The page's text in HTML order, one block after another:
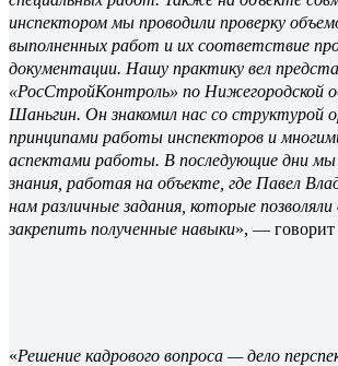
инспектором мы проводили проверку
выполненных работ и их соответствие
документации. Нашу практику вел
«РосСтройКонтроль» по Нижегородской
Шаньгин. Он знакомил нас со структурой
принципами работы инспекторов и
аспектами работы. В последующие дни мы
знания, работая на объекте, где Павел
нам различные задания, которые
закрепить полученные навыки», — говорит
«Решение кадрового вопроса — дело